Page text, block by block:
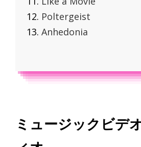
Poltergeist
Anhedonia
ミュージックビデ